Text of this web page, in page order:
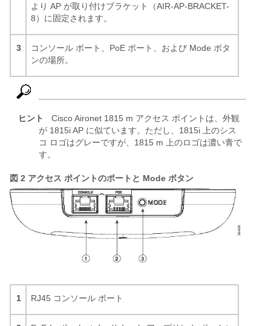
より AP が取り付けブラケット（AIR-AP-BRACKET-
8）に固定されます。
3
コンソール ポート、PoE ポート、および Mode ボタ
ンの場所。
ヒント
Cisco Aironet 1815 m アクセス ポイントは、外観
が 1815i AP に似ています。ただし、1815i 上のシス
コ ロゴはグレーですが、1815 m 上のロゴは濃い青で
す。
図 2 アクセス ポイントのポートと Mode ボタン
1 RJ45 コンソール ポート